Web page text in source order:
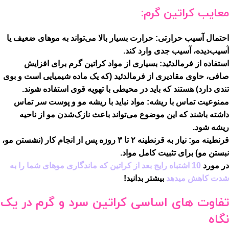
معایب کراتین گرم:
احتمال آسیب حرارتی: حرارت بسیار بالا می‌تواند به موهای ضعیف یا
آسیب‌دیده، آسیب جدی وارد کند.
استفاده از فرمالدئید: بسیاری از مواد کراتین گرم برای افزایش
صافی، حاوی مقادیری از فرمالدئید (که یک ماده شیمیایی است و بوی
تندی دارد) هستند که باید در محیطی با تهویه قوی استفاده شوند.
ممنوعیت تماس با ریشه: مواد نباید با ریشه مو و پوست سر تماس
داشته باشند که این موضوع می‌تواند باعث نازک‌شدن مو از ناحیه
ریشه شود.
قرنطینه مو:
نیاز به قرنطینه ۲ تا ۳ روزه پس از انجام کار (نشستن مو،
نبستن مو) برای تثبیت کامل مواد.
در مورد
10 اشتباه رایج بعد از کراتین که ماندگاری موهای شما را به
شدت کاهش میدهد بیشتر بدانید!
تفاوت های اساسی کراتین سرد و گرم در یک
نگاه